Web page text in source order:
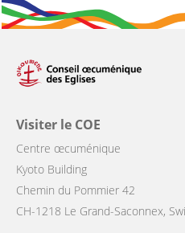
Visiter le COE
Centre œcuménique
Kyoto Building
Chemin du Pommier 42
CH-1218 Le Grand-Saconnex,